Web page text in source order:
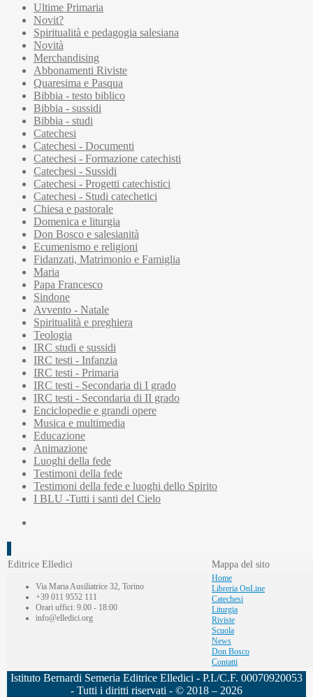
Ultime Primaria
Novit?
Spiritualità e pedagogia salesiana
Novità
Merchandising
Abbonamenti Riviste
Quaresima e Pasqua
Bibbia - testo biblico
Bibbia - sussidi
Bibbia - studi
Catechesi
Catechesi - Documenti
Catechesi - Formazione catechisti
Catechesi - Sussidi
Catechesi - Progetti catechistici
Catechesi - Studi catechetici
Chiesa e pastorale
Domenica e liturgia
Don Bosco e salesianità
Ecumenismo e religioni
Fidanzati, Matrimonio e Famiglia
Maria
Papa Francesco
Sindone
Avvento - Natale
Spiritualità e preghiera
Teologia
IRC studi e sussidi
IRC testi - Infanzia
IRC testi - Primaria
IRC testi - Secondaria di I grado
IRC testi - Secondaria di II grado
Enciclopedie e grandi opere
Musica e multimedia
Educazione
Animazione
Luoghi della fede
Testimoni della fede
Testimoni della fede e luoghi dello Spirito
I BLU -Tutti i santi del Cielo
Editrice Elledici Mappa del sito
Via Maria Ausiliatrice 32, Torino
+39 011 9552 111
Orari uffici: 9.00 - 18:00
info@elledici.org
Home
Libreria OnLine
Catechesi
Liturgia
Riviste
Scuola
News
Don Bosco
Contatti
Istituto Bernardi Semeria Editrice Elledici - P.I./C.F. 00070920053
- Tutti i diritti riservati - © 2018 – 2026